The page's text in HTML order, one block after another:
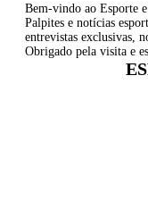
Bem-vindo ao Esporte
Palpites e notícias
entrevistas exclusivas,
Obrigado pela visita e